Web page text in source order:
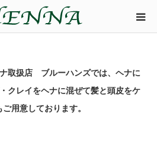
取扱店 ブルーハンズでは、ヘナに
クレイをヘナに混ぜて髪と頭皮をケ
用意しております。